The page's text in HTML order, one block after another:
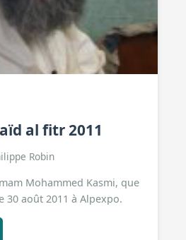
al fitr 2011
Robin
Mohammed Kasmi, que
30 août 2011 à Alpexpo.